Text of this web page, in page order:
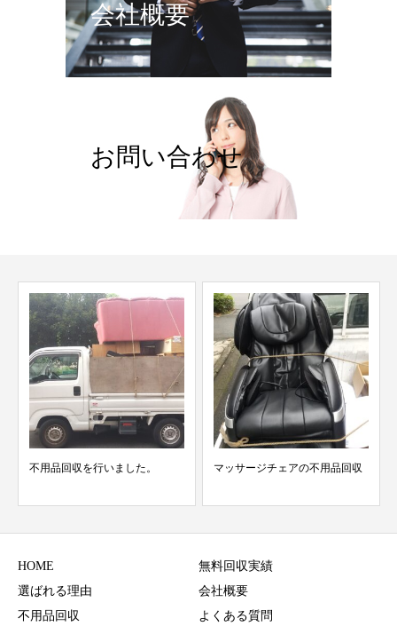
会社概要
お問い合わせ
不用品回収を行いました。 マッサージチェアの不用品回収
HOME
選ばれる理由
不用品回収
無料回収実績
会社概要
よくある質問